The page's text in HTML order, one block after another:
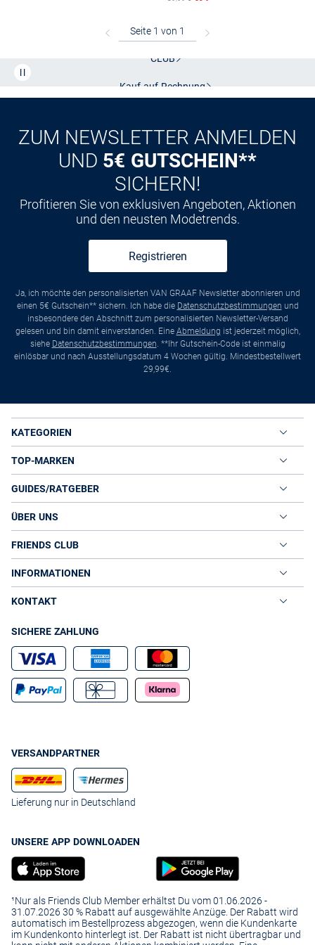
Kostenlose Lieferung und Retoure mit unserem Friends
CLUB
Kauf auf Rechnung
ZUM NEWSLETTER ANMELDEN
UND 5€ GUTSCHEIN**
SICHERN!
Profitieren Sie von exklusiven Angeboten, Aktionen
und den neusten Modetrends.
Registrieren
Ja, ich möchte den personalisierten VAN GRAAF Newsletter abonnieren und
einen 5€ Gutschein** sichern. Ich habe die Datenschutzbestimmungen und
insbesondere den Abschnitt zum personalisierten Newsletter-Versand
gelesen und bin damit einverstanden. Eine Abmeldung ist jederzeit möglich,
siehe Datenschutzbestimmungen. **Ihr Gutschein-Code ist einmalig
einlösbar und nach Ausstellungsdatum 4 Wochen gültig. Mindestbestellwert
29,99€.
KATEGORIEN
TOP-MARKEN
GUIDES/RATGEBER
ÜBER UNS
FRIENDS CLUB
INFORMATIONEN
KONTAKT
SICHERE ZAHLUNG
VERSANDPARTNER
Lieferung nur in Deutschland
UNSERE APP DOWNLOADEN
¹Nur als Friends Club Member erhältst Du vom 01.06.2026 -
31.07.2026 30 % Rabatt auf ausgewählte Anzüge. Der Rabatt wird
automatisch im Bestellprozess abgezogen, wenn die Kundenkarte
im Kundenkonto hinterlegt ist. Der Rabatt ist nicht übertragbar und